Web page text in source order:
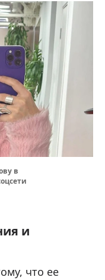
в
и
что ее